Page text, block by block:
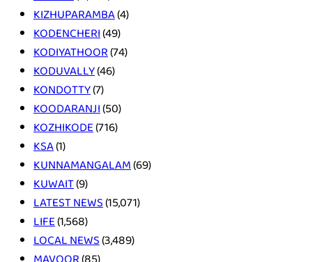
KIZHUPARAMBA(4)
KODENCHERI(49)
KODIYATHOOR(74)
KODUVALLY(46)
KONDOTTY(7)
KOODARANJI(50)
KOZHIKODE(716)
KSA(1)
KUNNAMANGALAM(69)
KUWAIT(9)
LATEST NEWS(15,071)
LIFE(1,568)
LOCAL NEWS(3,489)